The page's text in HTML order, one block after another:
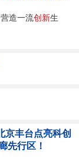
造一流创新生
京丰台点亮科创
先行区！